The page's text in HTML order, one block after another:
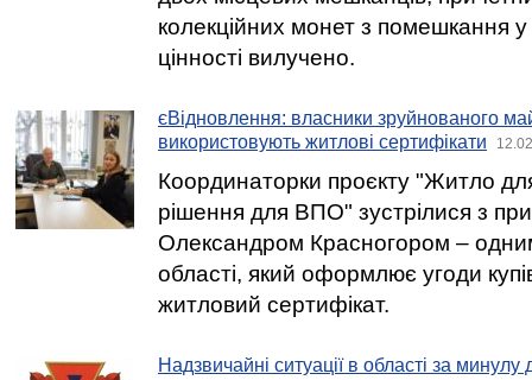
колекційних монет з помешкання у
цінності вилучено.
єВідновлення: власники зруйнованого
використовують житлові сертифікати
Координаторки проєкту "Житло
рішення для ВПО" зустрілися з
Олександром Красногором –
області, який оформлює угоди
житловий сертифікат.
Надзвичайні ситуації в області за минулу